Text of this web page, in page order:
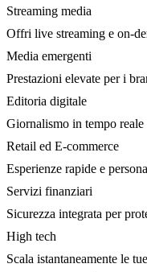
Streaming media
Offri live streaming e on-
Media emergenti
Prestazioni elevate per i
Editoria digitale
Giornalismo in tempo
Retail ed E-commerce
Esperienze rapide e
Servizi finanziari
Sicurezza integrata per
High tech
Scala istantaneamente le